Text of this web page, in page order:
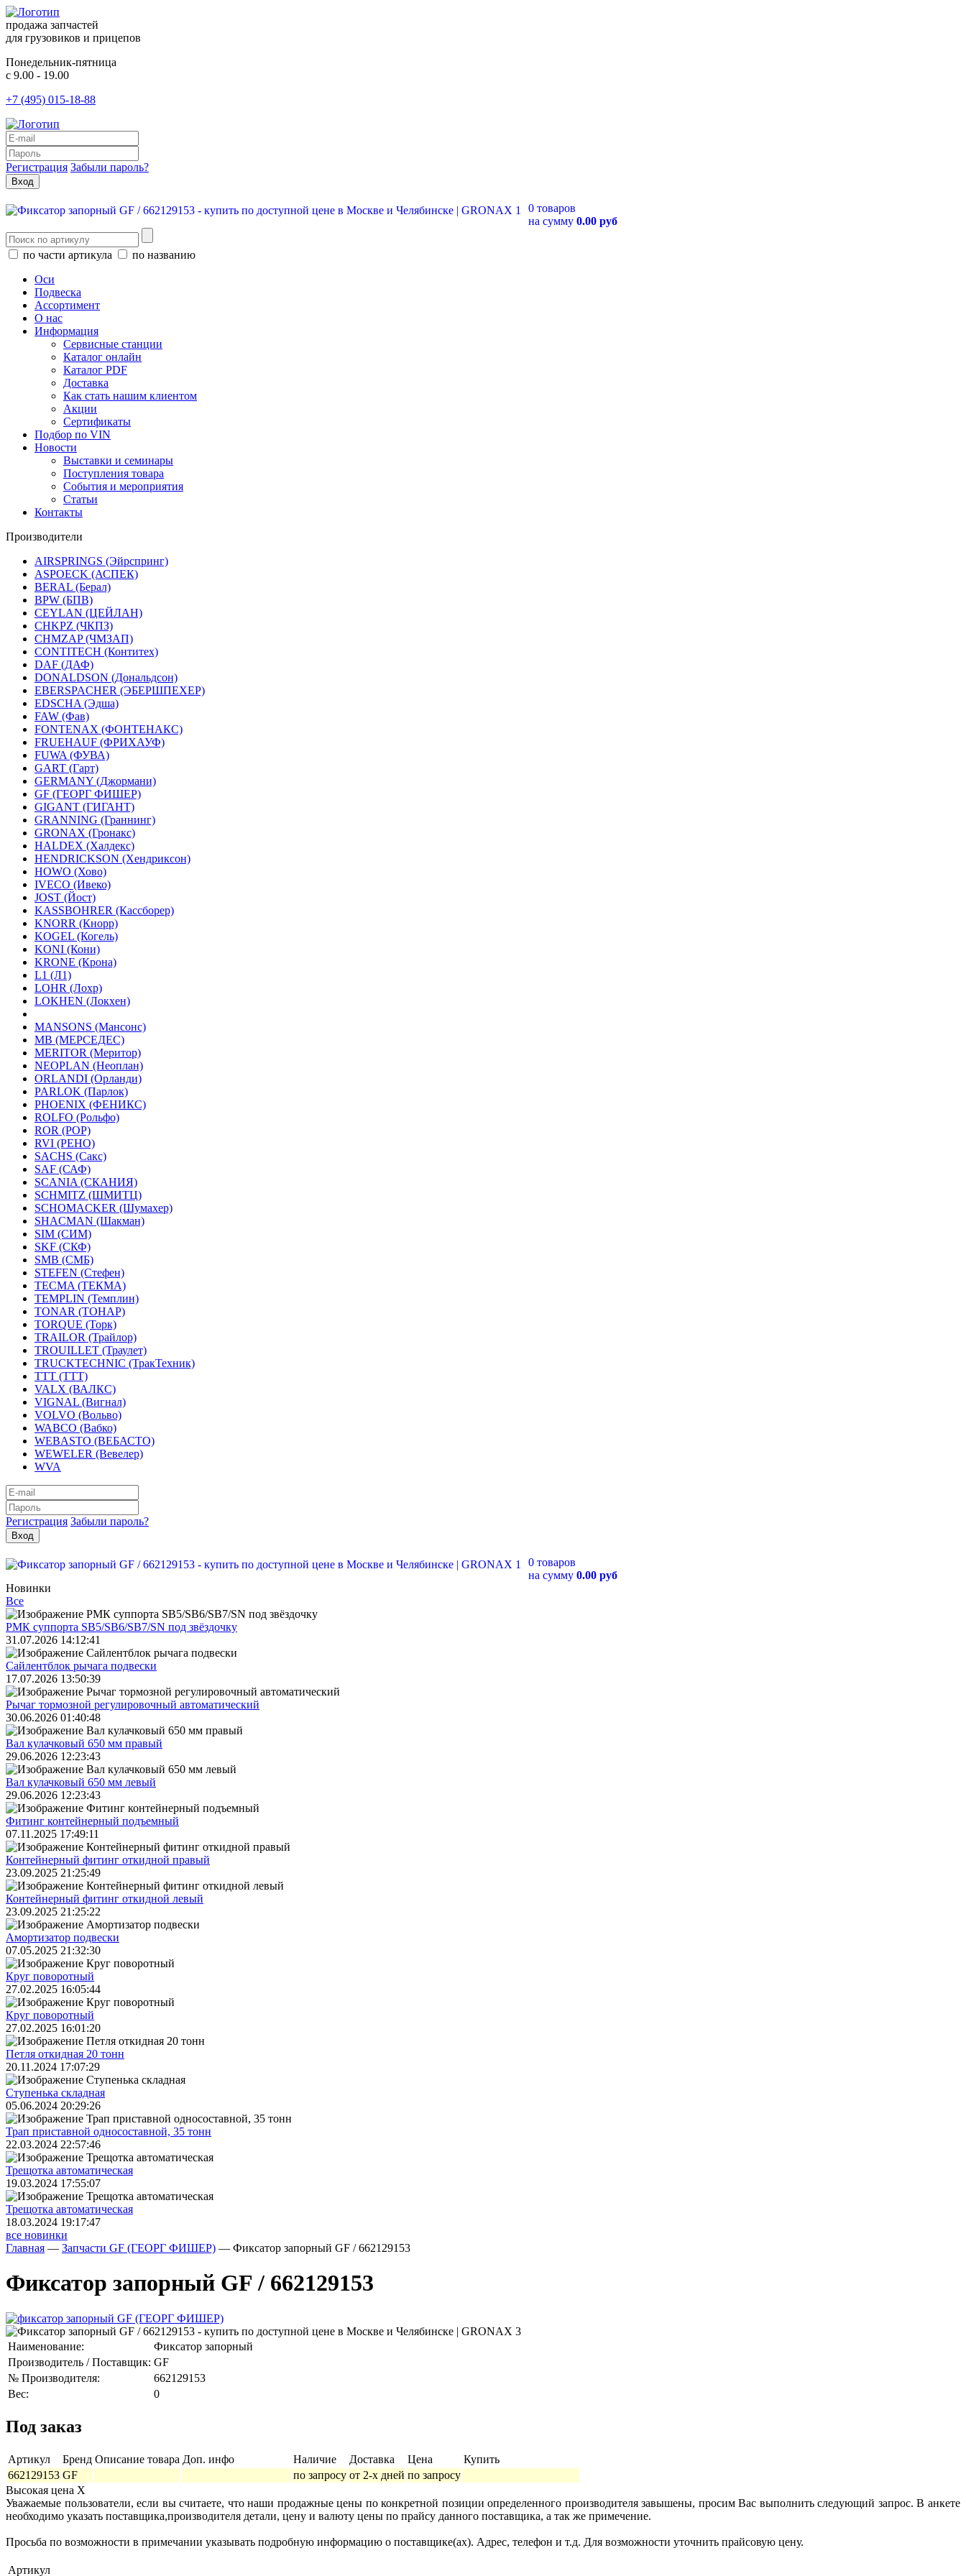
продажа запчастей
для грузовиков и прицепов
Понедельник-пятница
с 9.00 - 19.00
+7 (495) 015-18-88
Регистрация Забыли пароль?
0 товаров
на сумму 0.00 руб
по части артикула
по названию
Оси
Подвеска
Ассортимент
О нас
Информация
Сервисные станции
Каталог онлайн
Каталог PDF
Доставка
Как стать нашим клиентом
Акции
Сертификаты
Подбор по VIN
Новости
Выставки и семинары
Поступления товара
События и мероприятия
Статьи
Контакты
Производители
AIRSPRINGS (Эйрспринг)
ASPOECK (АСПЕК)
BERAL (Берал)
BPW (БПВ)
CEYLAN (ЦЕЙЛАН)
CHKPZ (ЧКПЗ)
CHMZAP (ЧМЗАП)
CONTITECH (Контитех)
DAF (ДАФ)
DONALDSON (Дональдсон)
EBERSPACHER (ЭБЕРШПЕХЕР)
EDSCHA (Эдша)
FAW (Фав)
FONTENAX (ФОНТЕНАКС)
FRUEHAUF (ФРИХАУФ)
FUWA (ФУВА)
GART (Гарт)
GERMANY (Джормани)
GF (ГЕОРГ ФИШЕР)
GIGANT (ГИГАНТ)
GRANNING (Граннинг)
GRONAX (Гронакс)
HALDEX (Халдекс)
HENDRICKSON (Хендриксон)
HOWO (Хово)
IVECO (Ивеко)
JOST (Йост)
KASSBOHRER (Касcборер)
KNORR (Кнорр)
KOGEL (Когель)
KONI (Кони)
KRONE (Крона)
L1 (Л1)
LOHR (Лохр)
LOKHEN (Локхен)
MANSONS (Мансонс)
MB (МЕРСЕДЕС)
MERITOR (Меритор)
NEOPLAN (Неоплан)
ORLANDI (Орланди)
PARLOK (Парлок)
PHOENIX (ФЕНИКС)
ROLFO (Рольфо)
ROR (РОР)
RVI (РЕНО)
SACHS (Сакс)
SAF (САФ)
SCANIA (СКАНИЯ)
SCHMITZ (ШМИТЦ)
SCHOMACKER (Шумахер)
SHACMAN (Шакман)
SIM (СИМ)
SKF (СКФ)
SMB (СМБ)
STEFEN (Стефен)
TECMA (ТЕКМА)
TEMPLIN (Темплин)
TONAR (ТОНАР)
TORQUE (Торк)
TRAILOR (Трайлор)
TROUILLET (Траулет)
TRUCKTECHNIC (ТракТехник)
TTT (ТТТ)
VALX (ВАЛКС)
VIGNAL (Вигнал)
VOLVO (Вольво)
WABCO (Вабко)
WEBASTO (ВЕБАСТО)
WEWELER (Вевелер)
WVA
Регистрация Забыли пароль?
0 товаров
на сумму 0.00 руб
Новинки
Все
РМК суппорта SB5/SB6/SB7/SN под звёздочку
31.07.2026 14:12:41
Сайлентблок рычага подвески
17.07.2026 13:50:39
Рычаг тормозной регулировочный автоматический
30.06.2026 01:40:48
Вал кулачковый 650 мм правый
29.06.2026 12:23:43
Вал кулачковый 650 мм левый
29.06.2026 12:23:43
Фитинг контейнерный подъемный
07.11.2025 17:49:11
Контейнерный фитинг откидной правый
23.09.2025 21:25:49
Контейнерный фитинг откидной левый
23.09.2025 21:25:22
Амортизатор подвески
07.05.2025 21:32:30
Круг поворотный
27.02.2025 16:05:44
Круг поворотный
27.02.2025 16:01:20
Петля откидная 20 тонн
20.11.2024 17:07:29
Ступенька складная
05.06.2024 20:29:26
Трап приставной односоставной, 35 тонн
22.03.2024 22:57:46
Трещoтка автоматическая
19.03.2024 17:55:07
Трещoтка автоматическая
18.03.2024 19:17:47
все новинки
Главная — Запчасти GF (ГЕОРГ ФИШЕР) — Фиксатор запорный GF / 662129153
Фиксатор запорный GF / 662129153
Наименование:
Фиксатор запорный
Производитель / Поставщик: GF
№ Производителя:
662129153
Вес:
0
Под заказ
Артикул Бренд Описание товара Доп. инфо Наличие Доставка Цена
Купить
662129153 GF по запросу от 2-х дней по запросу
Высокая цена X
Уважаемые пользователи, если вы считаете, что наши продажные цены по конкретной позиции определенного производителя завышены, просим Вас выполнить следующий запрос. В анкете
необходимо указать поставщика,производителя детали, цену и валюту цены по прайсу данного поставщика, а так же примечение.
Просьба по возможности в примечании указывать подробную информацию о поставщике(ах). Адрес, телефон и т.д. Для возможности уточнить прайсовую цену.
Артикул